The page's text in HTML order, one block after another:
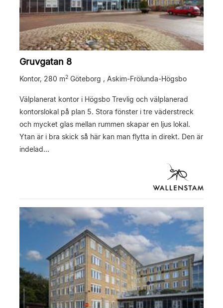
Gruvgatan 8
Kontor, 280 m2 Göteborg , Askim-Frölunda-Högsbo
Välplanerat kontor i Högsbo Trevlig och välplanerad
kontorslokal på plan 5. Stora fönster i tre väderstreck
och mycket glas mellan rummen skapar en ljus lokal.
Ytan är i bra skick så här kan man flytta in direkt. Den är
indelad...